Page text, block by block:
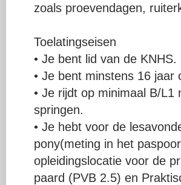
zoals proevendagen,
Toelatingseisen
• Je bent lid van de KNHS.
• Je bent minstens 16 jaar
• Je rijdt op minimaal B/
springen.
• Je hebt voor de
pony(meting in het
opleidingslocatie voor de
paard (PVB 2.5) en